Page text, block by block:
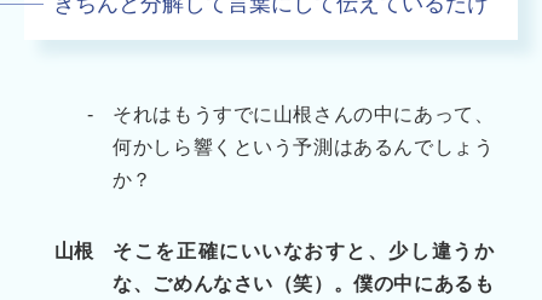
-
それはもうすでに山根さんの中にあって、
何かしら響くという予測はあるんでしょう
か？
山根
そこを正確にいいなおすと、少し違うか
な、ごめんなさい（笑）。僕の中にあるも